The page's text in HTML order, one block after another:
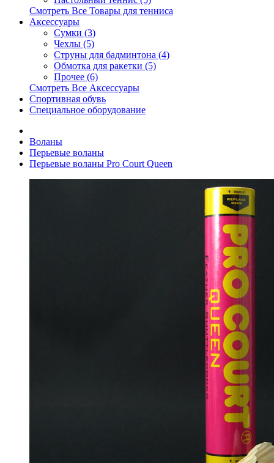
Смотреть Все Товары для тенниса
Аксессуары
Сумки (3)
Чехлы (5)
Струны для бадминтона (4)
Обмотка для ракетки (5)
Прочее (6)
Смотреть Все Аксессуары
Спортивная обувь
Специальное оборудование
Воланы
Перьевые воланы
Перьевые воланы Pro Court Queen